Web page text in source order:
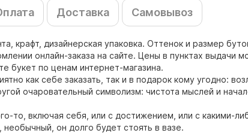
Доставка Самовывоз
крафт, дизайнерская упаковка. Оттенок и размер
онлайн-заказа на сайте. Цены в пунктах выдачи
букет по ценам интернет-магазина.
как себе заказать, так и в подарок кому угодно:
очаровательный символизм: чистота мыслей и
то, включая себя, или с достижением, или с какими-
он долго будет стоять в вазе.